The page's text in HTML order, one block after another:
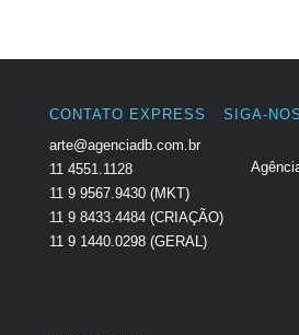
CONTATO EXPRESS
arte@agenciadb.com.br
11 4551.1128
11 9 9567.9430 (MKT)
11 9 8433.4484 (CRIAÇÃO)
11 9 1440.0298 (GERAL)
SIGA-